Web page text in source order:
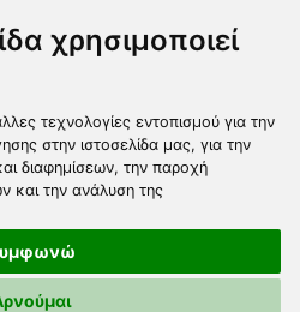
χρησιμοποιεί
τεχνολογίες εντοπισμού για την
στην ιστοσελίδα μας, για την
διαφημίσεων, την παροχή
και την ανάλυση της